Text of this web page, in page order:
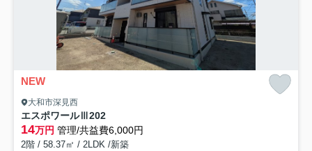
NEW
大和市深見西
エスポワールⅢ202
14万円 管理/共益費6,000円
2階 / 58.37㎡ / 2LDK /新築